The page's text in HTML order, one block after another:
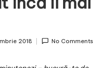
2018 No Comments